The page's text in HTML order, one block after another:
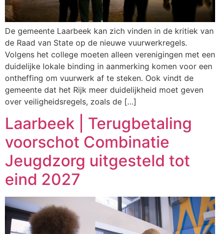
De gemeente Laarbeek kan zich vinden in de kritiek van
de Raad van State op de nieuwe vuurwerkregels.
Volgens het college moeten alleen verenigingen met een
duidelijke lokale binding in aanmerking komen voor een
ontheffing om vuurwerk af te steken. Ook vindt de
gemeente dat het Rijk meer duidelijkheid moet geven
over veiligheidsregels, zoals de […]
Laarbeek | Terugbetaling
voorschot Combinatie
Jeugdzorg uitgesteld tot
eind 2027